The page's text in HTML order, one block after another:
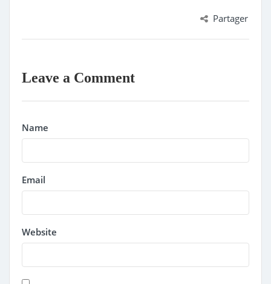
Partager
Leave a Comment
Name
Email
Website